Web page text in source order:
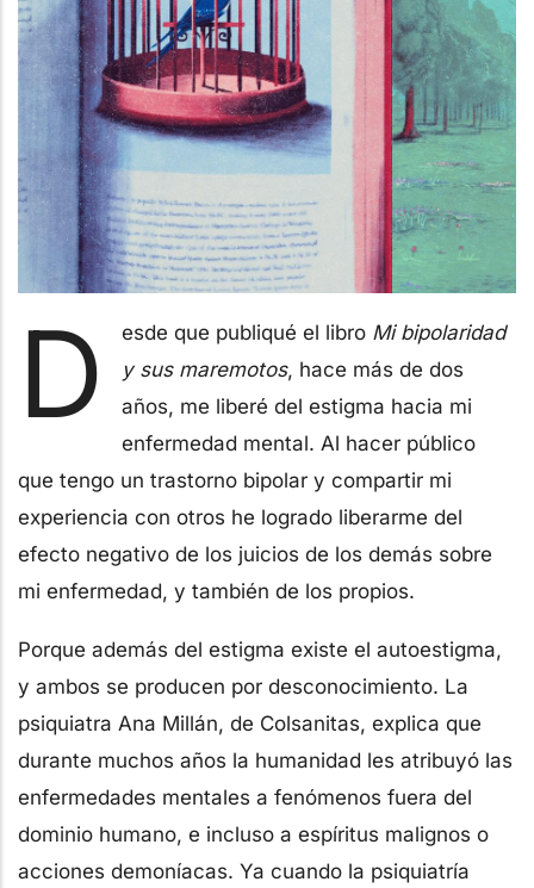
D esde que publiqué el libro Mi bipolaridad
y sus maremotos, hace más de dos
años, me liberé del estigma hacia mi
enfermedad mental. Al hacer público
que tengo un trastorno bipolar y compartir mi
experiencia con otros he logrado liberarme del
efecto negativo de los juicios de los demás sobre
mi enfermedad, y también de los propios.
Porque además del estigma existe el autoestigma,
y ambos se producen por desconocimiento. La
psiquiatra Ana Millán, de Colsanitas, explica que
durante muchos años la humanidad les atribuyó las
enfermedades mentales a fenómenos fuera del
dominio humano, e incluso a espíritus malignos o
acciones demoníacas. Ya cuando la psiquiatría